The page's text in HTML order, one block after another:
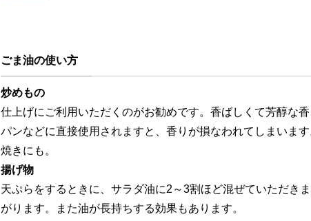
ごま油の使い方
炒めもの
仕上げにご利用いただくのがお勧めです。香ばしくて芳醇な
パンなどに直接使用されますと、香りが損なわれてしまいま
焼きにも。
揚げ物
天ぷらをするときに、サラダ油に2～3割ほど混ぜていただき
がります。また油が長持ちする効果もあります。